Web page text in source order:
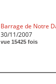
Barrage de Notre
30/11/2007
vue 15425 fois